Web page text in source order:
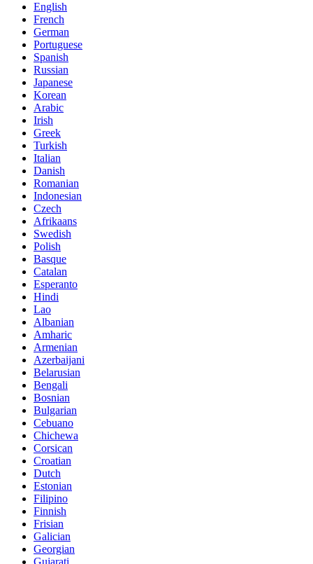
English
French
German
Portuguese
Spanish
Russian
Japanese
Korean
Arabic
Irish
Greek
Turkish
Italian
Danish
Romanian
Indonesian
Czech
Afrikaans
Swedish
Polish
Basque
Catalan
Esperanto
Hindi
Lao
Albanian
Amharic
Armenian
Azerbaijani
Belarusian
Bengali
Bosnian
Bulgarian
Cebuano
Chichewa
Corsican
Croatian
Dutch
Estonian
Filipino
Finnish
Frisian
Galician
Georgian